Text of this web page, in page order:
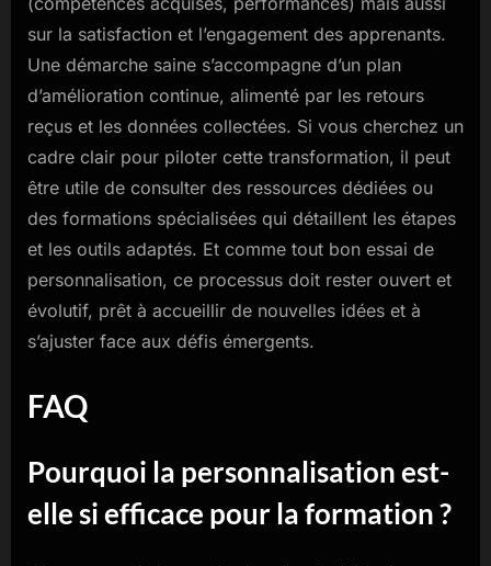
sur la satisfaction et l’engagement des apprenants.
Une démarche saine s’accompagne d’un plan
d’amélioration continue, alimenté par les retours
reçus et les données collectées. Si vous cherchez un
cadre clair pour piloter cette transformation, il peut
être utile de consulter des ressources dédiées ou
des formations spécialisées qui détaillent les étapes
et les outils adaptés. Et comme tout bon essai de
personnalisation, ce processus doit rester ouvert et
évolutif, prêt à accueillir de nouvelles idées et à
s’ajuster face aux défis émergents.
FAQ
Pourquoi la personnalisation est-
elle si efficace pour la formation ?